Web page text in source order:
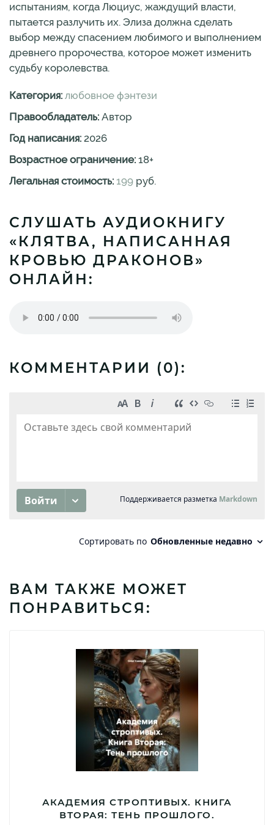
испытаниям, когда Люциус, жаждущий власти,
пытается разлучить их. Элиза должна сделать
выбор между спасением любимого и выполнением
древнего пророчества, которое может изменить
судьбу королевства.
Категория: любовное фэнтези
Правообладатель: Автор
Год написания: 2026
Возрастное ограничение: 18+
Легальная стоимость: 199 руб.
СЛУШАТЬ АУДИОКНИГУ
«КЛЯТВА, НАПИСАННАЯ
КРОВЬЮ ДРАКОНОВ»
ОНЛАЙН:
КОММЕНТАРИИ (0):
ВАМ ТАКЖЕ МОЖЕТ
ПОНРАВИТЬСЯ:
АКАДЕМИЯ СТРОПТИВЫХ. КНИГА
ВТОРАЯ: ТЕНЬ ПРОШЛОГО.